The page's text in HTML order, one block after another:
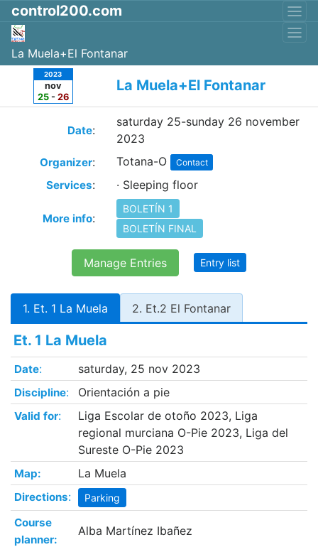
control200.com
La Muela+El Fontanar
2023
nov
25- 26
La Muela+El Fontanar
Date:
saturday 25-sunday 26 november
2023
Organizer: Totana-O Contact
Services: · Sleeping floor
More info:
BOLETÍN 1
BOLETÍN FINAL
Manage Entries Entry list
1. Et. 1 La Muela 2. Et.2 El Fontanar
Et. 1 La Muela
Date: saturday, 25 nov 2023
Discipline: Orientación a pie
Valid for:
Liga Escolar de otoño 2023, Liga
regional murciana O-Pie 2023, Liga del
Sureste O-Pie 2023
Map: La Muela
Directions: Parking
Course
planner:
Alba Martínez Ibañez